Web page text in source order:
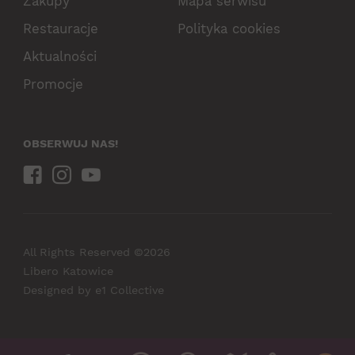
Restauracje
Aktualności
Promocje
Polityka cookies
OBSERWUJ NAS!
All Rights Reserved ©2026
Libero Katowice
Designed by e1 Collective